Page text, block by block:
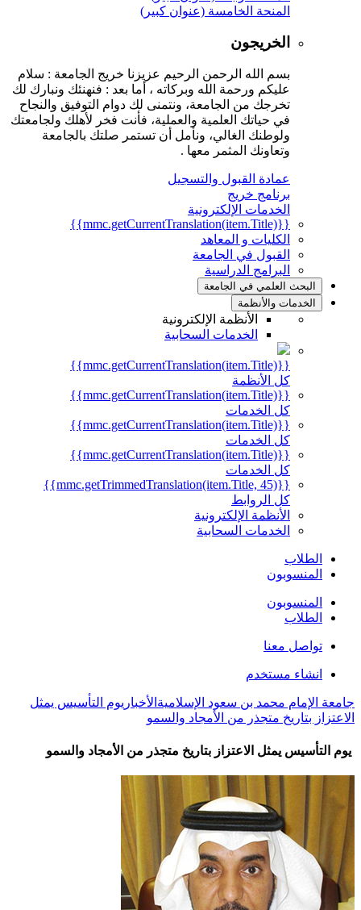
المنحة الخامسة (عنوان كبير)
الخريجون
بسم الله الرحمن الرحيم عزيزنا خريج الجامعة : سلام
عليكم ورحمة الله وبركاته ، أما بعد : فنهنئك ونبارك لك
تخرجك من الجامعة، ونتمنى لك دوام التوفيق والنجاح
في حياتك العلمية والعملية، فأنت فخر لأهلك ولجامعتك
ولوطنك الغالي، ونأمل أن تستمر صلتك بالجامعة
وتعاونك المثمر معها .
عمادة القبول والتسجيل
برنامج خريج
الخدمات الإلكترونية
{{mmc.getCurrentTranslation(item.Title)}}
الكليات و المعاهد
القبول في الجامعة
البرامج الدراسية
البحث العلمي في الجامعة
الخدمات والأنظمة
الأنظمة الإلكترونية
الخدمات السحابية
{{mmc.getCurrentTranslation(item.Title)}}
كل الأنظمة
{{mmc.getCurrentTranslation(item.Title)}}
كل الخدمات
{{mmc.getCurrentTranslation(item.Title)}}
كل الخدمات
{{mmc.getCurrentTranslation(item.Title)}}
كل الخدمات
{{mmc.getTrimmedTranslation(item.Title, 45)}}
كل الروابط
الأنظمة الإلكترونية
الخدمات السحابية
الطلاب
المنسوبون
المنسوبون
الطلاب
تواصل معنا
انشاء مستخدم
جامعة الإمام محمد بن سعود الإسلامية الأخبار يوم التأسيس يمثل
الاعتزاز بتاريخ متجذر من الأمجاد والسمو
يوم التأسيس يمثل الاعتزاز بتاريخ متجذر من الأمجاد والسمو